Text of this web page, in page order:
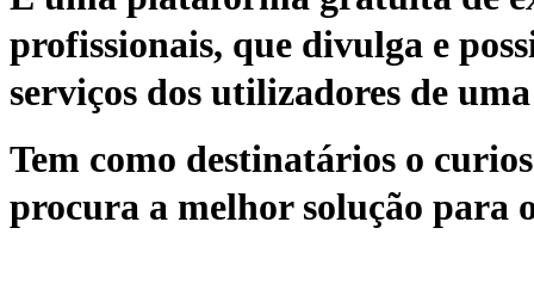
profissionais, que divulga e
serviços dos utilizadores de
Tem como destinatários o
procura a melhor solução para